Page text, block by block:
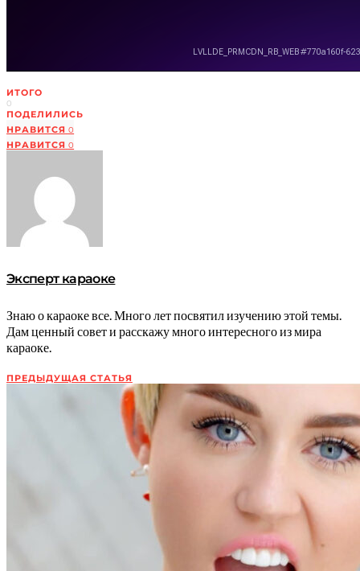
ИТОГО
0
ПОДЕЛИЛИСЬ
НРАВИТСЯ 0
НРАВИТСЯ 0
Эксперт караоке
Знаю о караоке все. Много лет посвятил изучению этой темы.
Дам ценный совет и расскажу много интересного из мира
караоке.
ПРЕДЫДУЩАЯ СТАТЬЯ